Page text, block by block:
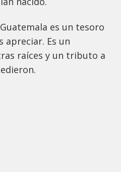
es un tesoro
apreciar. Es un
raíces y un tributo a